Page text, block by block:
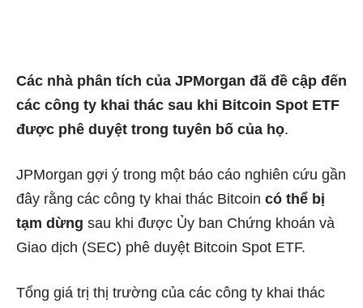
Các nhà phân tích của JPMorgan đã đề cập đến
các công ty khai thác sau khi Bitcoin Spot ETF
được phê duyệt trong tuyên bố của họ.
JPMorgan gợi ý trong một báo cáo nghiên cứu gần
đây rằng các công ty khai thác Bitcoin có thể bị
tạm dừng sau khi được Ủy ban Chứng khoán và
Giao dịch (SEC) phê duyệt Bitcoin Spot ETF.
Tổng giá trị thị trường của các công ty khai thác